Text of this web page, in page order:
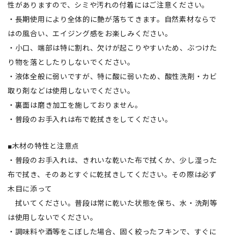
性がありますので、シミや汚れの付着にはご注意ください。
・長期使用により全体的に艶が落ちてきます。自然素材ならで
はの風合い、エイジング感をお楽しみください。
・小口、端部は特に割れ、欠けが起こりやすいため、ぶつけた
り物を落としたりしないでください。
・液体全般に弱いですが、特に酸に弱いため、酸性洗剤・カビ
取り剤などは使用しないでください。
・裏面は磨き加工を施しておりません。
・普段のお手入れは布で乾拭きをしてください。
■木材の特性と注意点
・普段のお手入れは、きれいな乾いた布で拭くか、少し湿った
布で拭き、そのあとすぐに乾拭きしてください。その際は必ず
木目に添って
拭いてください。普段は常に乾いた状態を保ち、水・洗剤等
は使用しないでください。
・調味料や酒等をこぼした場合、固く絞ったフキンで、すぐに